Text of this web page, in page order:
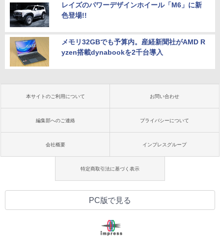
レイズのパワーデザインホイール「M6」に新
色登場!!
メモリ32GBでも予算内。産経新聞社がAMD R
yzen搭載dynabookを2千台導入
本サイトのご利用について お問い合わせ
編集部へのご連絡 プライバシーについて
会社概要 インプレスグループ
特定商取引法に基づく表示
PC版で見る